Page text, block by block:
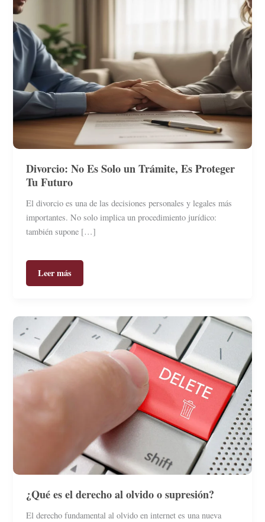
Divorcio: No Es Solo un Trámite, Es Proteger
Tu Futuro
El divorcio es una de las decisiones personales y legales más
importantes. No solo implica un procedimiento jurídico:
también supone […]
Leer más
¿Qué es el derecho al olvido o supresión?
El derecho fundamental al olvido en internet es una nueva